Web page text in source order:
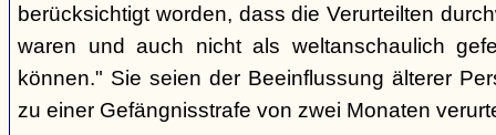
berücksichtigt worden, dass die Verurteilten
waren und auch nicht als weltanschaulich
können." Sie seien der Beeinflussung älterer
zu einer Gefängnisstrafe von zwei Monaten